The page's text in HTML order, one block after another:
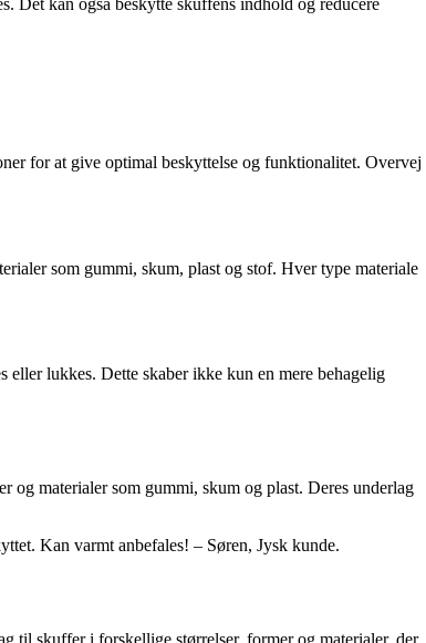
for at give optimal beskyttelse og funktionalitet. Overvej
som gummi, skum, plast og stof. Hver type materiale
lukkes. Dette skaber ikke kun en mere behagelig
og materialer som gummi, skum og plast. Deres underlag
Kan varmt anbefales! – Søren, Jysk kunde.
til skuffer i forskellige størrelser, former og materialer, der